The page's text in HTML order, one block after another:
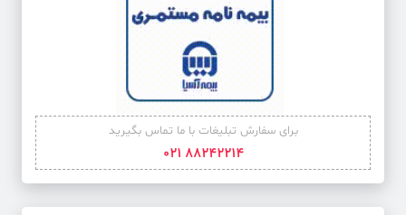
برای سفارش تبلیغات با ما تماس بگیرید
88242214 021